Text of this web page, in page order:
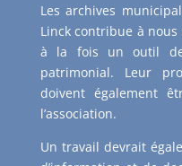
Les archives
Linck contribue à
à la fois un outil
patrimonial. Leur
doivent également
l’association.
Un travail devrait